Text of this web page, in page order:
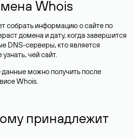
Whois
собрать информацию о сайте по
домена и дату, когда завершится
DNS-серверы, кто является
чей сайт.
можно получить после
Whois.
принадлежит